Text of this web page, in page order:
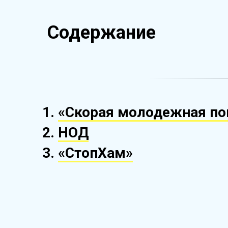
Содержание
«Скорая молодежная
НОД
«СтопХам»